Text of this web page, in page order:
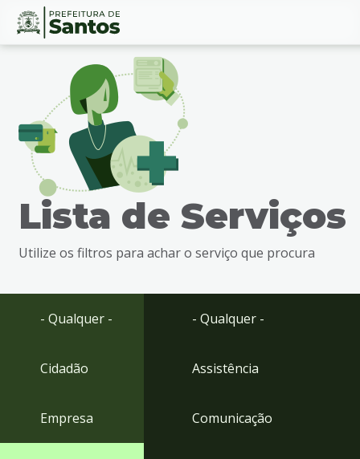
Ir
busca
Ir
Conteúdo
Lista de Serviços
Utilize os filtros para achar o serviço que procura
- Qualquer -
Cidadão
Empresa
- Qualquer -
Assistência
Comunicação